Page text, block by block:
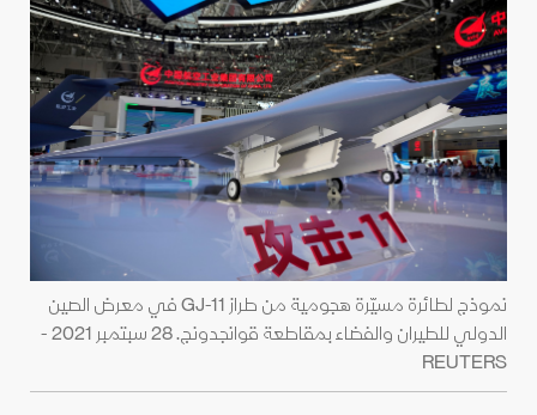
نموذج لطائرة مسيّرة هجومية من طراز GJ-11 في معرض الصين
الدولي للطيران والفضاء بمقاطعة قوانجدونج. 28 سبتمبر 2021 -
REUTERS